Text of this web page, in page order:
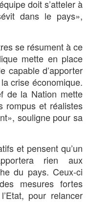
doit s’atteler à
dans le pays»,
se résument à ce
mette en place
capable d’apporter
crise économique.
de la Nation mette
rompus et réalistes
souligne pour sa
et pensent qu’un
rien aux
du pays. Ceux-ci
mesures fortes
pour relancer